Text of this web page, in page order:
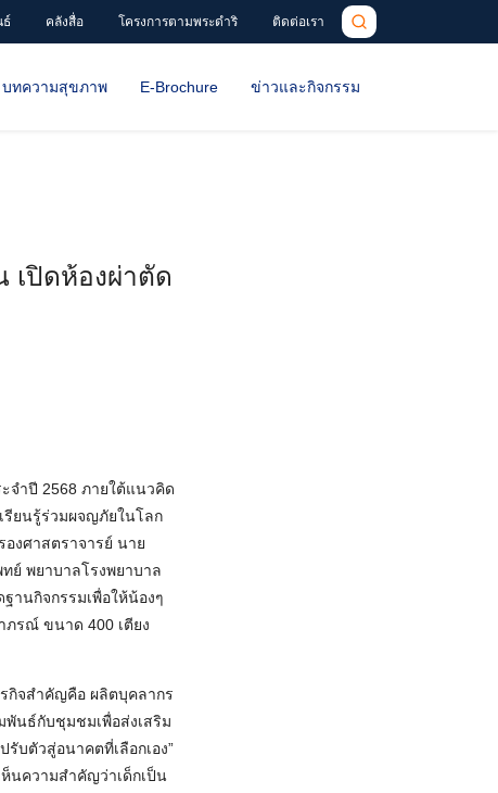
ธ์ คลังสื่อ โครงการตามพระดำริ ติดต่อเรา
บทความสุขภาพ E-Brochure ข่าวและกิจกรรม
เปิดห้องผ่าตัด
จำปี 2568 ภายใต้แนวคิด
รียนรู้ร่วมผจญภัยในโลก
งศาสตราจารย์ นาย
ย์ พยาบาลโรงพยาบาล
นกิจกรรมเพื่อให้น้องๆ
ภรณ์ ขนาด 400 เตียง
กิจสำคัญคือ ผลิตบุคลากร
นธ์กับชุมชมเพื่อส่งเสริม
บตัวสู่อนาคตที่เลือกเอง”
นความสำคัญว่าเด็กเป็น